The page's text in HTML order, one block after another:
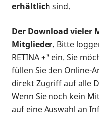
erhältlich sind.
Der Download vieler
Mitglieder. Bitte
RETINA +" ein. Sie
füllen Sie den Online-
direkt Zugriff auf alle
Wenn Sie noch kein
auf eine Auswahl an